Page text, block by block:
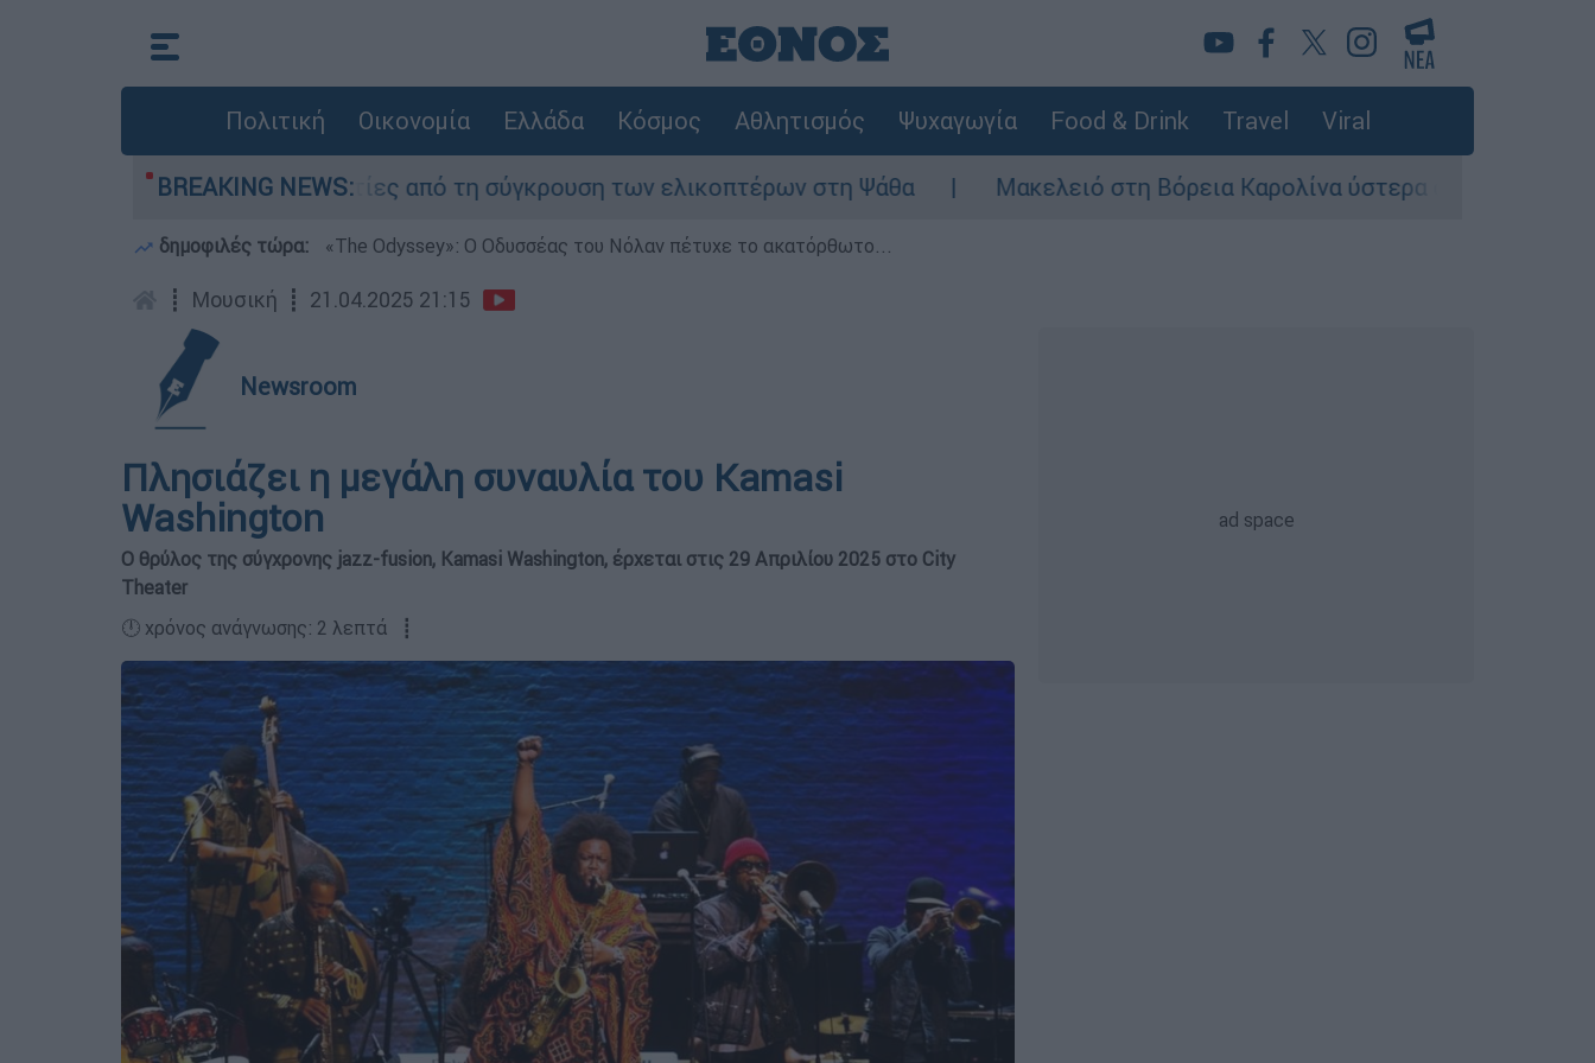
Πολιτική Οικονομία Ελλάδα Κόσμος Αθλητισμός Ψυχαγωγία Food & Drink Travel Viral
BREAKING NEWS:
οι δύο τραυματίες από τη σύγκρουση των ελικοπτέρων στη Ψάθα Μακελειό στη Βόρεια Καρολίνα ύστερα από πυροβολισμούς:
δημοφιλές τώρα: «Τhe Odyssey»: Ο Οδυσσέας του Νόλαν πέτυχε το ακατόρθωτο...
┋ Μουσική ┋ 21.04.2025 21:15
Newsroom
Πλησιάζει η μεγάλη συναυλία του Kamasi
Washington
Ο θρύλος της σύγχρονης jazz-fusion, Kamasi Washington, έρχεται στις 29 Απριλίου 2025 στο City
Theater
🕛 χρόνος ανάγνωσης: 2 λεπτά ┋